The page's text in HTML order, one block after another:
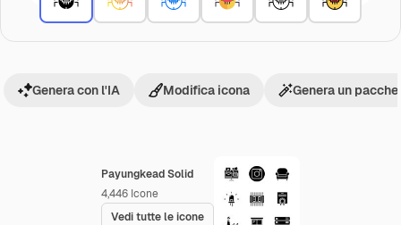
Payungkead Solid
4,446 Icone
Vedi tutte le icone
Genera con l'IA Modifica icona Genera un